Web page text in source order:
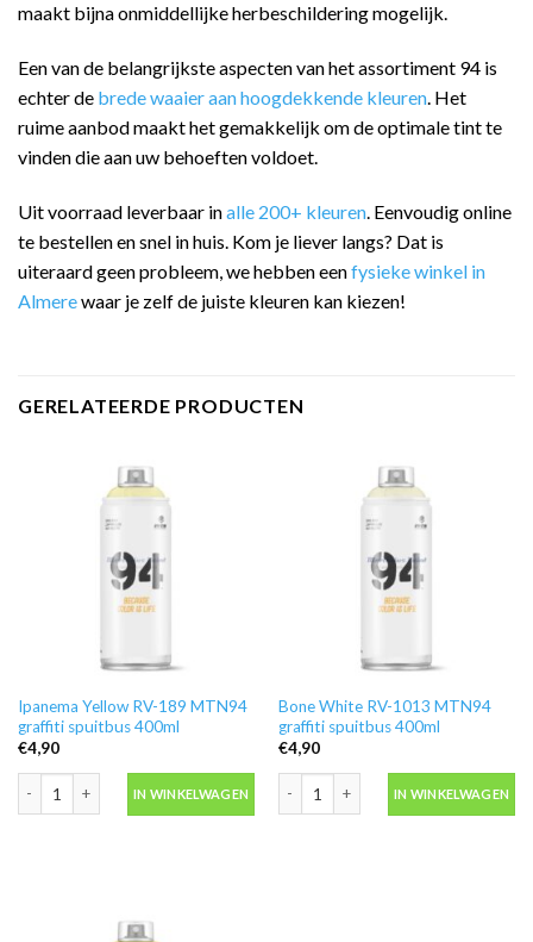
maakt bijna onmiddellijke herbeschildering mogelijk.
Een van de belangrijkste aspecten van het assortiment 94 is
echter de brede waaier aan hoogdekkende kleuren. Het
ruime aanbod maakt het gemakkelijk om de optimale tint te
vinden die aan uw behoeften voldoet.
Uit voorraad leverbaar inalle 200+ kleuren . Eenvoudig online
te bestellen en snel in huis. Kom je liever langs? Dat is
uiteraard geen probleem, we hebben eenfysieke winkel in
Almerewaar je zelf de juiste kleuren kan kiezen!
GERELATEERDE PRODUCTEN
Ipanema Yellow RV-189 MTN94
graffiti spuitbus 400ml
€4,90
IN WINKELWAGEN
Bone White RV-1013 MTN94
graffiti spuitbus 400ml
€4,90
IN WINKELWAGEN